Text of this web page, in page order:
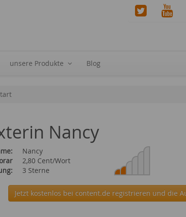
unsere Produkte Blog
Nancy
Nancy
2,80 Cent/Wort
3 Sterne
Jetzt kostenlos bei content.de registrieren und die